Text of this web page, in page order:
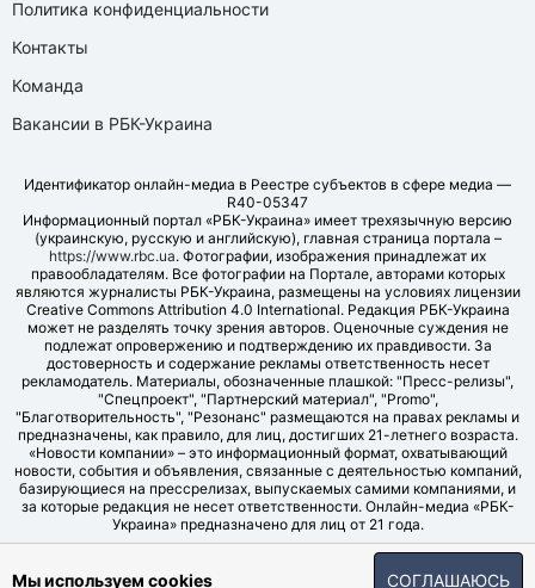
Политика конфиденциальности
Контакты
Команда
Вакансии в РБК-Украина
Идентификатор онлайн-медиа в Реестре субъектов в сфере медиа —
R40-05347
Информационный портал «РБК-Украина» имеет трехязычную версию
(украинскую, русскую и английскую), главная страница портала –
https://www.rbc.ua. Фотографии, изображения принадлежат их
правообладателям. Все фотографии на Портале, авторами которых
являются журналисты РБК-Украина, размещены на условиях лицензии
Creative Commons Attribution 4.0 International. Редакция РБК-Украина
может не разделять точку зрения авторов. Оценочные суждения не
подлежат опровержению и подтверждению их правдивости. За
достоверность и содержание рекламы ответственность несет
рекламодатель. Материалы, обозначенные плашкой: "Пресс-релизы",
"Спецпроект", "Партнерский материал", "Promo",
"Благотворительность", "Резонанс" размещаются на правах рекламы и
предназначены, как правило, для лиц, достигших 21-летнего возраста.
«Новости компании» – это информационный формат, охватывающий
новости, события и объявления, связанные с деятельностью компаний,
базирующиеся на прессрелизах, выпускаемых самими компаниями, и
за которые редакция не несет ответственности. Онлайн-медиа «РБК-
Украина» предназначено для лиц от 21 года.
© LLC "UBT MEDIA", 2006-2026.
Мы используем cookies СОГЛАШАЮСЬ